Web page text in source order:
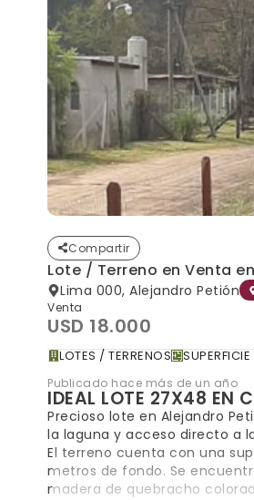
Compartir
Lote / Terreno en Venta
Lima 000, Alejandro Petión
Venta
USD 18.000
LOTES / TERRENOS
Publicado hace más de un año
IDEAL LOTE 27X48 EN
Precioso lote en Alejandro
la laguna y acceso directo a
El terreno cuenta con una
metros de fondo. Se
madera de quebracho